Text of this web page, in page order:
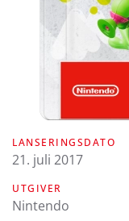
LANSERINGSDATO
21. juli 2017
UTGIVER
Nintendo